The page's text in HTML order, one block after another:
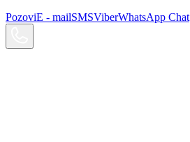
PozoviE - mailSMSViberWhatsApp Chat